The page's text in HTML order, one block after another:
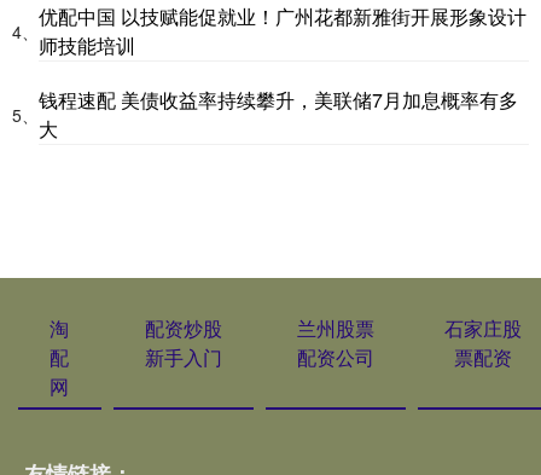
4、
优配中国 以技赋能促就业！广州花都新雅街开展形象设计
师技能培训
5、
钱程速配 美债收益率持续攀升，美联储7月加息概率有多
大
淘
配
网
配资炒股
新手入门
兰州股票
配资公司
石家庄股
票配资